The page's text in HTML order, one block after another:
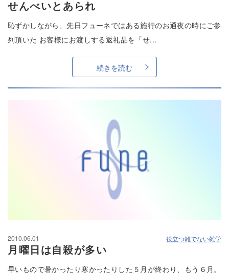
せんべいとあられ
恥ずかしながら、先日フューネではある施行のお通夜の時にご参
列頂いた お客様にお渡しする返礼品を「せ...
続きを読む
2010.06.01 役立つ雑でない雑学
月曜日は自殺が多い
早いもので暑かったり寒かったりした５月が終わり、もう６月。